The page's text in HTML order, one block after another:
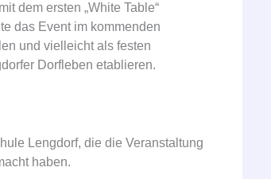
dem ersten „White Table“
das Event im kommenden
und vielleicht als festen
Dorfleben etablieren.
Lengdorf, die die Veranstaltung
haben.